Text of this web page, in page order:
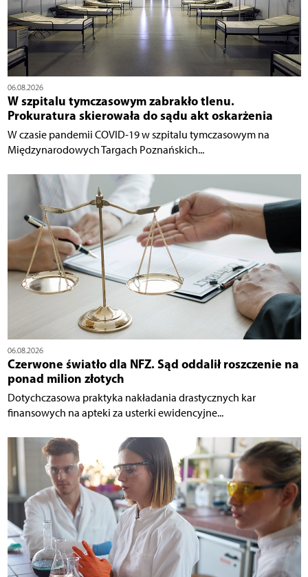
06.08.2026
W szpitalu tymczasowym zabrakło tlenu.
Prokuratura skierowała do sądu akt oskarżenia
W czasie pandemii COVID-19 w szpitalu tymczasowym na
Międzynarodowych Targach Poznańskich...
06.08.2026
Czerwone światło dla NFZ. Sąd oddalił roszczenie na
ponad milion złotych
Dotychczasowa praktyka nakładania drastycznych kar
finansowych na apteki za usterki ewidencyjne...